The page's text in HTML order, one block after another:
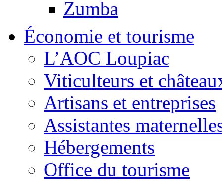
Zumba
Économie et tourisme
L’AOC Loupiac
Viticulteurs et
Artisans et entreprises
Assistantes
Hébergements
Office du tourisme